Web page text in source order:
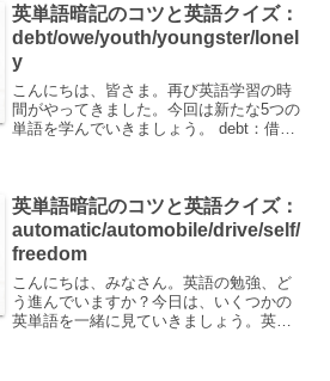
時間周期 oppo...
英単語暗記のコツと英語クイズ：
debt/owe/youth/youngster/lonel
y
こんにちは、皆さま。再び英語学習の時
間がやってきました。今回は新たな5つの
単語を学んでいきましょう。 debt：借金
youn...
英単語暗記のコツと英語クイズ：
automatic/automobile/drive/self/
freedom
こんにちは、みなさん。英語の勉強、ど
う進んでいますか？今日は、いくつかの
英単語を一緒に見ていきましょう。英語